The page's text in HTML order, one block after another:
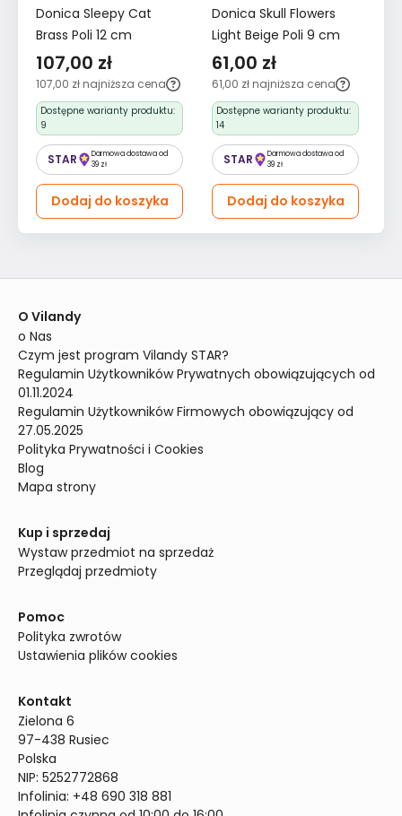
Donica Sleepy Cat
Brass Poli 12 cm
107,00 zł
107,00 zł najniższa cena
Dostępne warianty produktu:
9
STAR
Darmowa dostawa od
39 zł
Dodaj do koszyka
Donica Skull Flowers
Light Beige Poli 9 cm
61,00 zł
61,00 zł najniższa cena
Dostępne warianty produktu:
14
STAR
Darmowa dostawa od
39 zł
Dodaj do koszyka
O Vilandy
o Nas
Czym jest program Vilandy STAR?
Regulamin Użytkowników Prywatnych obowiązujących od
01.11.2024
Regulamin Użytkowników Firmowych obowiązujący od
27.05.2025
Polityka Prywatności i Cookies
Blog
Mapa strony
Kup i sprzedaj
Wystaw przedmiot na sprzedaż
Przeglądaj przedmioty
Pomoc
Polityka zwrotów
Ustawienia plików cookies
Kontakt
Zielona 6
97-438 Rusiec
Polska
NIP: 5252772868
Infolinia: +48 690 318 881